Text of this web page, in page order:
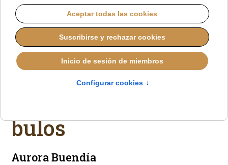
AURORA BUENDÍA
EL AVE FÉNIX DE AURORA BUENDÍA
DOMINGO, 16 NOVIEMBRE 2025 11:58
El País: azote de la
bulos
Aurora Buendía